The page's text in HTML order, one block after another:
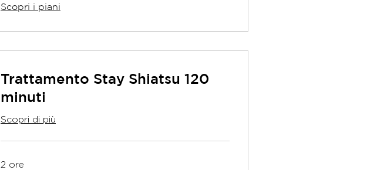
Scopri i piani
Trattamento Stay Shiatsu 120
minuti
Scopri di più
2 ore